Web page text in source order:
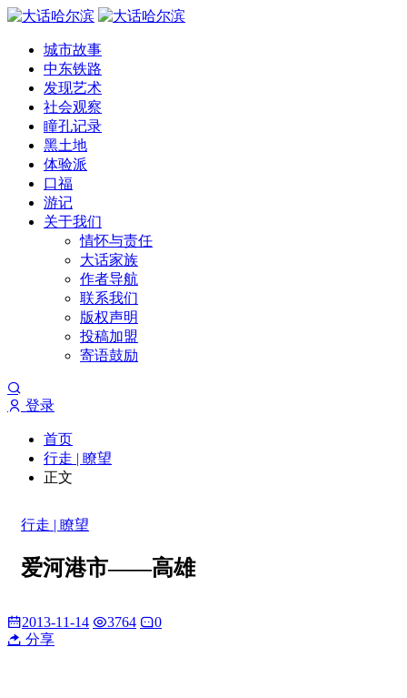
城市故事
中东铁路
发现艺术
社会观察
瞳孔记录
黑土地
体验派
口福
游记
关于我们
情怀与责任
大话家族
作者导航
联系我们
版权声明
投稿加盟
寄语鼓励
登录
首页
行走 | 瞭望
正文
行走 | 瞭望
爱河港市——高雄
2013-11-14 3764
0
分享